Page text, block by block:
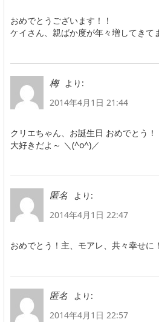
おめでとうございます！！
ケイさん、親ばか度が年々増してきて
梅
より:
2014年4月1日 21:44
クリエちゃん、お誕生日 おめでとう！
大好きだよ～ ＼(^o^)／
匿名
より:
2014年4月1日 22:47
おめでとう！主、モアレ、共々幸せに！
匿名
より:
2014年4月1日 22:57